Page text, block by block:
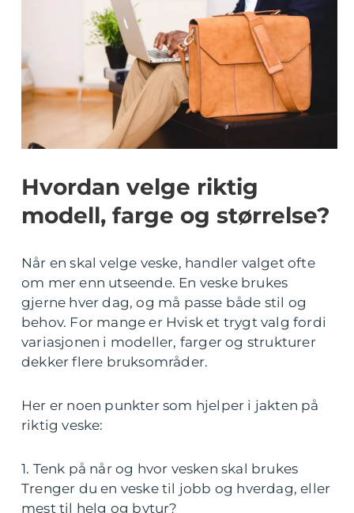
Hvordan velge riktig
modell, farge og størrelse?
Når en skal velge veske, handler valget ofte
om mer enn utseende. En veske brukes
gjerne hver dag, og må passe både stil og
behov. For mange er Hvisk et trygt valg fordi
variasjonen i modeller, farger og strukturer
dekker flere bruksområder.
Her er noen punkter som hjelper i jakten på
riktig veske:
1. Tenk på når og hvor vesken skal brukes
Trenger du en veske til jobb og hverdag, eller
mest til helg og bytur?